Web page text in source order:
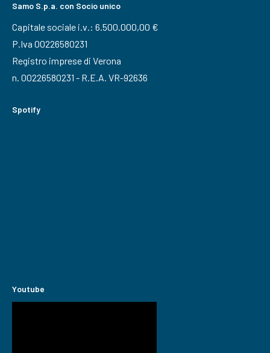
Samo S.p.a. con Socio unico
Capitale sociale i.v.: 6.500.000,00 €
P.Iva 00226580231
Registro imprese di Verona
n. 00226580231 - R.E.A. VR-92636
Spotify
Youtube